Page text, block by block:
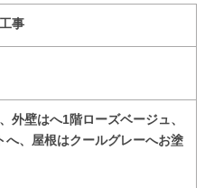
事
外壁はへ1階ローズベージュ、
へ、屋根はクールグレーへお塗